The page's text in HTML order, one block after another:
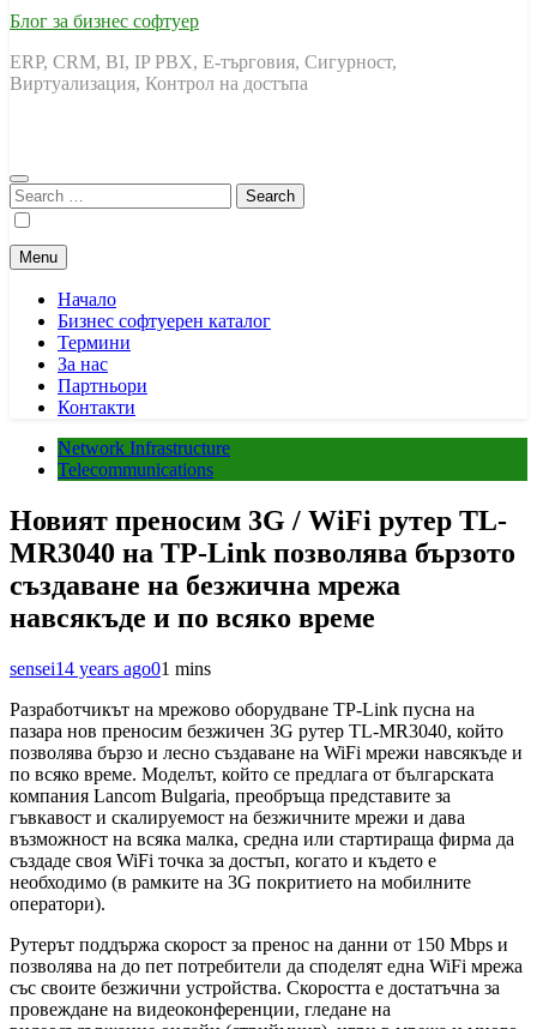
Блог за бизнес софтуер
ERP, CRM, BI, IP PBX, Е-търговия, Сигурност,
Виртуализация, Контрол на достъпа
Search
for:
Menu
Начало
Бизнес софтуерен каталог
Термини
За нас
Партньори
Контакти
Network Infrastructure
Telecommunications
Новият преносим 3G / WiFi рутер TL-
MR3040 на TP-Link позволява бързото
създаване на безжична мрежа
навсякъде и по всяко време
sensei14 years ago01 mins
Разработчикът на мрежово оборудване TP-Link пусна на
пазара нов преносим безжичен 3G рутер TL-MR3040, който
позволява бързо и лесно създаване на WiFi мрежи навсякъде и
по всяко време. Моделът, който се предлага от българската
компания Lancom Bulgaria, преобръща представите за
гъвкавост и скалируемост на безжичните мрежи и дава
възможност на всяка малка, средна или стартираща фирма да
създаде своя WiFi точка за достъп, когато и където е
необходимо (в рамките на 3G покритието на мобилните
оператори).
Рутерът поддържа скорост за пренос на данни от 150 Mbps и
позволява на до пет потребители да споделят една WiFi мрежа
със своите безжични устройства. Скоростта е достатъчна за
провеждане на видеоконференции, гледане на